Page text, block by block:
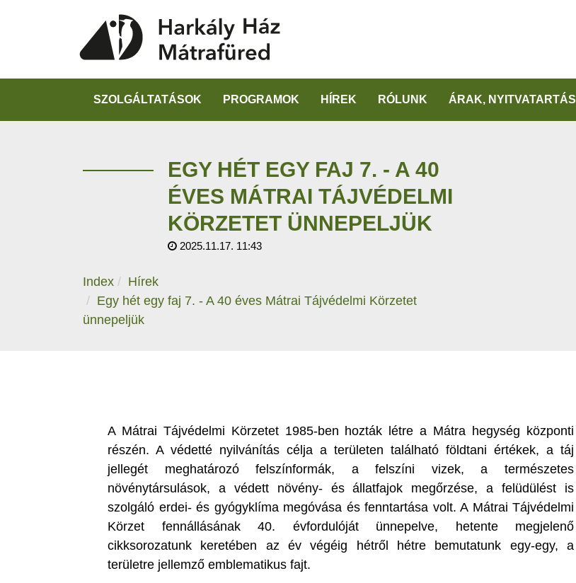
SZOLGÁLTATÁSOK PROGRAMOK HÍREK RÓLUNK ÁRAK, NYITVATARTÁS
EGY HÉT EGY FAJ 7. - A 40
ÉVES MÁTRAI TÁJVÉDELMI
KÖRZETET ÜNNEPELJÜK
2025.11.17. 11:43
Index
Hírek
Egy hét egy faj 7. - A 40 éves Mátrai Tájvédelmi Körzetet
ünnepeljük
A Mátrai Tájvédelmi Körzetet 1985-ben hozták létre a Mátra hegység központi
részén. A védetté nyilvánítás célja a területen található földtani értékek, a táj
jellegét meghatározó felszínformák, a felszíni vizek, a természetes
növénytársulások, a védett növény- és állatfajok megőrzése, a felüdülést is
szolgáló erdei- és gyógyklíma megóvása és fenntartása volt. A Mátrai Tájvédelmi
Körzet fennállásának 40. évfordulóját ünnepelve, hetente megjelenő
cikksorozatunk keretében az év végéig hétről hétre bemutatunk egy-egy, a
területre jellemző emblematikus fajt.